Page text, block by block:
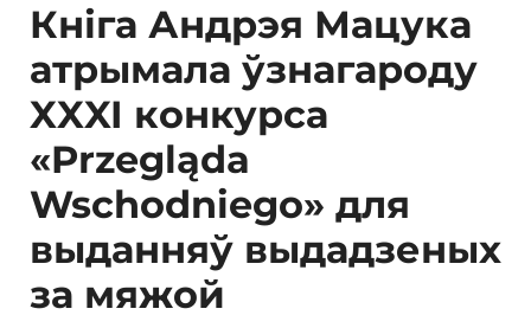
Кніга Андрэя Мацука
атрымала ўзнагароду
XXXI конкурса
«Przegląda
Wschodniego» для
выданняў выдадзеных
за мяжой